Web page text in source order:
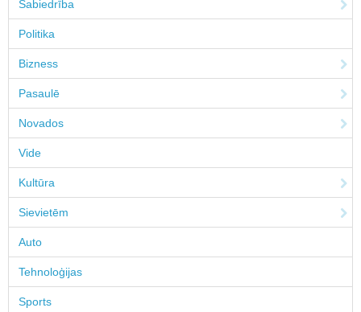
Sabiedrība
Politika
Bizness
Pasaulē
Novados
Vide
Kultūra
Sievietēm
Auto
Tehnoloģijas
Sports